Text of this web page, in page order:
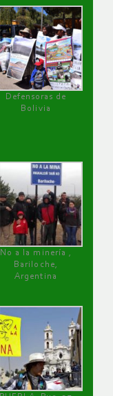
Defensoras de
Bolivia
No a la minería ,
Bariloche,
Argentina